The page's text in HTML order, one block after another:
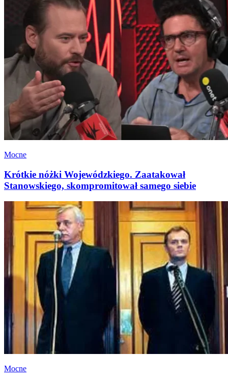
Mocne
Krótkie nóżki Wojewódzkiego. Zaatakował
Stanowskiego, skompromitował samego siebie
Mocne